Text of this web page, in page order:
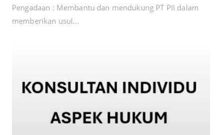
Pengadaan : Membantu dan mendukung PT PII dalam
memberikan usul...